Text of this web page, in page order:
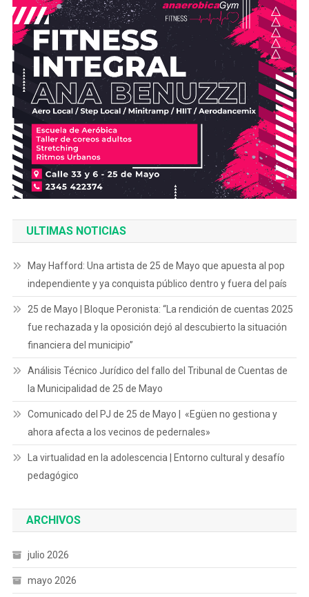
ULTIMAS NOTICIAS
May Hafford: Una artista de 25 de Mayo que apuesta al pop
independiente y ya conquista público dentro y fuera del país
25 de Mayo | Bloque Peronista: “La rendición de cuentas 2025
fue rechazada y la oposición dejó al descubierto la situación
financiera del municipio”
Análisis Técnico Jurídico del fallo del Tribunal de Cuentas de
la Municipalidad de 25 de Mayo
Comunicado del PJ de 25 de Mayo | «Egüen no gestiona y
ahora afecta a los vecinos de pedernales»
La virtualidad en la adolescencia | Entorno cultural y desafío
pedagógico
ARCHIVOS
julio 2026
mayo 2026